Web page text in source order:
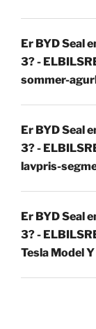
Er BYD Seal
3? -
sommer-
Er BYD Seal
3? -
lavpris-
Er BYD Seal
3? -
Tesla Model